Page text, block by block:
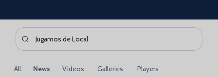
Skip to main content
Enter your search, wait a few moments, and we'll show
All News Videos Galleries Players